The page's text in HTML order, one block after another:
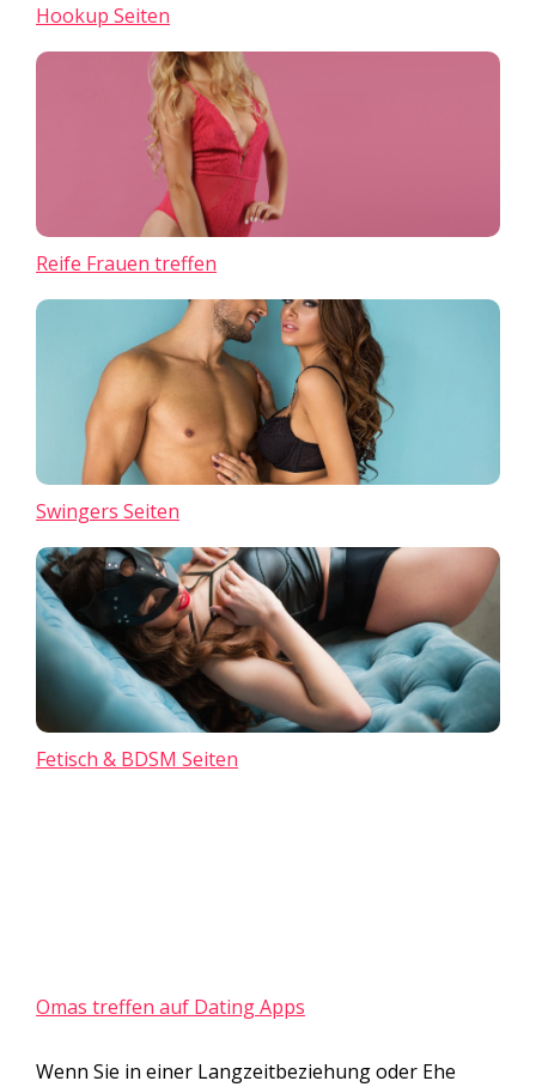
Hookup Seiten
Reife Frauen treffen
Swingers Seiten
Fetisch & BDSM Seiten
Omas treffen auf Dating Apps
Wenn Sie in einer Langzeitbeziehung oder Ehe